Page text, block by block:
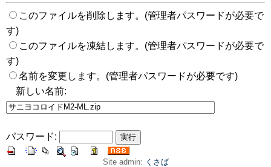
このファイルを削除します。(管理者パスワードが必要で
す)
このファイルを凍結します。(管理者パスワードが必要で
す)
名前を変更します。(管理者パスワードが必要です)
新しい名前:
パスワード:
Site admin: くさば